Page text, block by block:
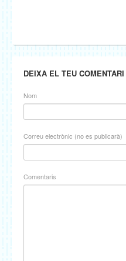
DEIXA EL TEU COMENTARI
Nom
Correu electrònic (no es publicarà)
Comentaris